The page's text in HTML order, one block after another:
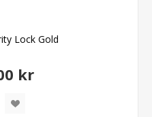
Lock Gold
kr